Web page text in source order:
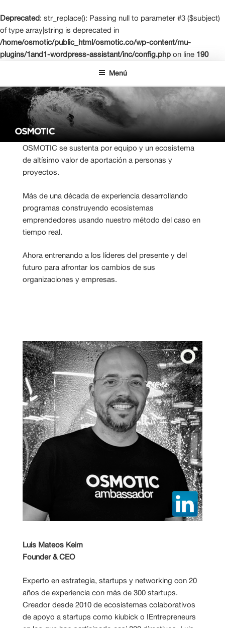
Deprecated: str_replace(): Passing null to parameter #3 ($subject)
of type array|string is deprecated in
/home/osmotic/public_html/osmotic.co/wp-content/mu-
plugins/1and1-wordpress-assistant/inc/config.php on line 190
contenido
Menú
OSMOTIC NETWORK LEARNING
OSMOTIC se sustenta por equipo y un ecosistema
de altísimo valor de aportación a personas y
proyectos.
Más de una década de experiencia desarrollando
programas construyendo ecosistemas
emprendedores usando nuestro método del caso en
tiempo real.
Ahora entrenando a los líderes del presente y del
futuro para afrontar los cambios de sus
organizaciones y empresas.
Luis Mateos Keim
Founder & CEO
Experto en estrategia, startups y networking con 20
años de experiencia con más de 300 startups.
Creador desde 2010 de ecosistemas colaborativos
de apoyo a startups como kiubick o IEntrepreneurs